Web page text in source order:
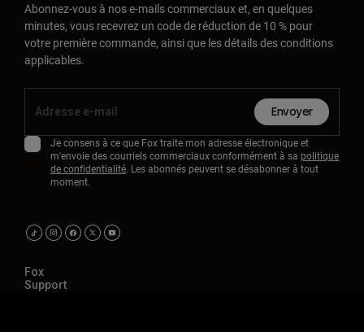
Abonnez-vous à nos e-mails commerciaux et, en quelques
minutes, vous recevrez un code de réduction de 10 % pour
votre première commande, ainsi que les détails des conditions
applicables.
Envoyer
Je consens à ce que Fox traite mon adresse électronique et
m'envoie des courriels commerciaux conformément à sa politique
de confidentialité. Les abonnés peuvent se désabonner à tout
moment.
Fox
Support